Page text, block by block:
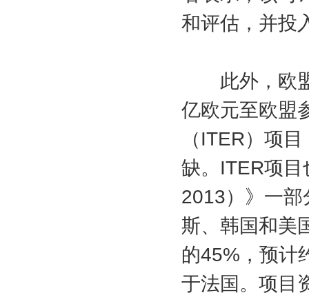
和评估，并投
此外，欧盟
亿欧元至欧盟
（ITER）项
缺。ITER项
2013）》一部
斯、韩国和美
的45%，预计
于法国。项目